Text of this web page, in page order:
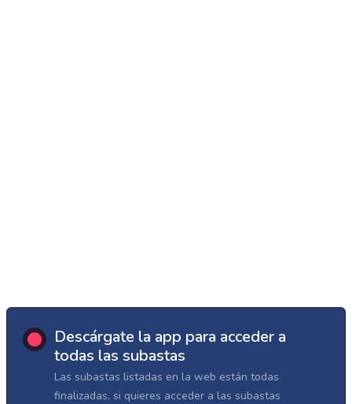
Descárgate la app para acceder a
todas las subastas
Las subastas listadas en la web están todas
finalizadas, si quieres acceder a las subastas